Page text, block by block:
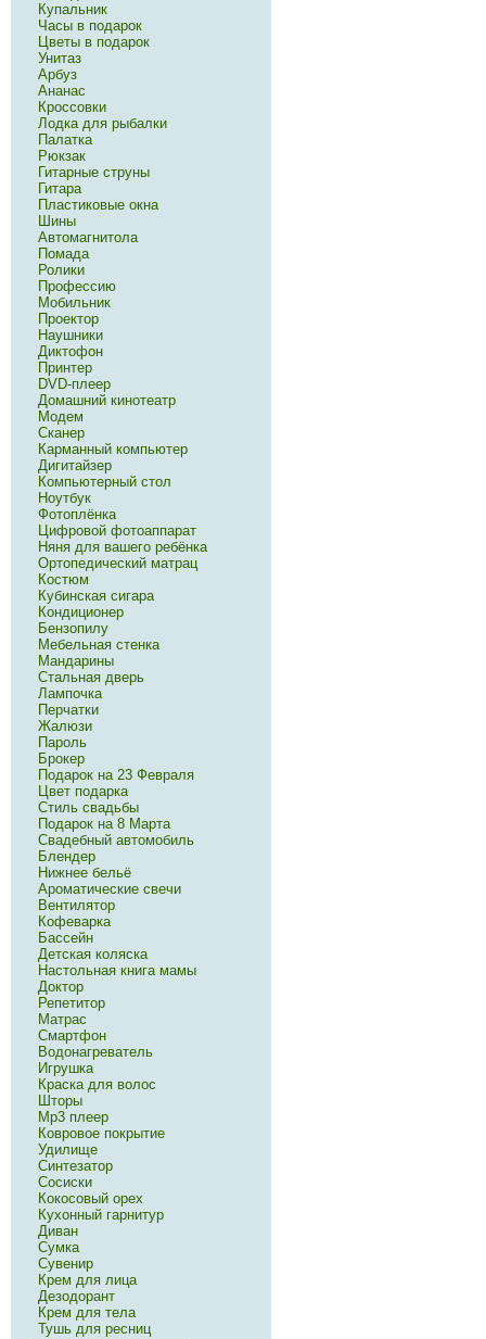
Купальник
Часы в подарок
Цветы в подарок
Унитаз
Арбуз
Ананас
Кроссовки
Лодка для рыбалки
Палатка
Рюкзак
Гитарные струны
Гитара
Пластиковые окна
Шины
Автомагнитола
Помада
Ролики
Профессию
Мобильник
Проектор
Наушники
Диктофон
Принтер
DVD-плеер
Домашний кинотеатр
Модем
Сканер
Карманный компьютер
Дигитайзер
Компьютерный стол
Ноутбук
Фотоплёнка
Цифровой фотоаппарат
Няня для вашего ребёнка
Ортопедический матрац
Костюм
Кубинская сигара
Кондиционер
Бензопилу
Мебельная стенка
Мандарины
Стальная дверь
Лампочка
Перчатки
Жалюзи
Пароль
Брокер
Подарок на 23 Февраля
Цвет подарка
Стиль свадьбы
Подарок на 8 Марта
Свадебный автомобиль
Блендер
Нижнее бельё
Ароматические свечи
Вентилятор
Кофеварка
Бассейн
Детская коляска
Настольная книга мамы
Доктор
Репетитор
Матрас
Смартфон
Водонагреватель
Игрушка
Краска для волос
Шторы
Mp3 плеер
Ковровое покрытие
Удилище
Синтезатор
Сосиски
Кокосовый орех
Кухонный гарнитур
Диван
Сумка
Сувенир
Крем для лица
Дезодорант
Крем для тела
Тушь для ресниц